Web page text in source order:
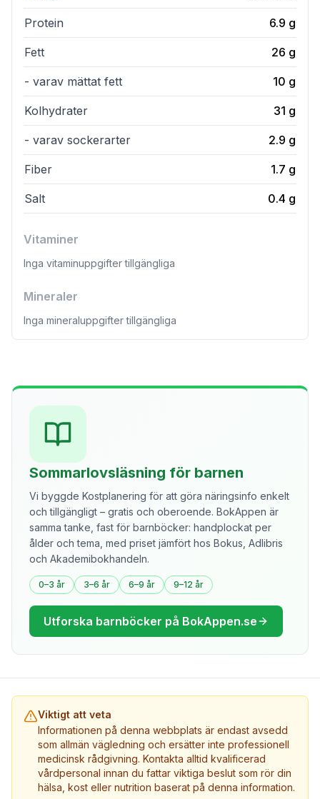
Protein 6.9 g
Fett 26 g
- varav mättat fett 10 g
Kolhydrater 31 g
- varav sockerarter 2.9 g
Fiber 1.7 g
Salt 0.4 g
Vitaminer
Inga vitaminuppgifter tillgängliga
Mineraler
Inga mineraluppgifter tillgängliga
Sommarlovsläsning för barnen
Vi byggde Kostplanering för att göra näringsinfo enkelt
och tillgängligt – gratis och oberoende. BokAppen är
samma tanke, fast för barnböcker: handplockat per
ålder och tema, med priset jämfört hos Bokus, Adlibris
och Akademibokhandeln.
0–3 år 3–6 år 6–9 år 9–12 år
Utforska barnböcker på BokAppen.se
Viktigt att veta
Informationen på denna webbplats är endast avsedd
som allmän vägledning och ersätter inte professionell
medicinsk rådgivning. Kontakta alltid kvalificerad
vårdpersonal innan du fattar viktiga beslut som rör din
hälsa, kost eller nutrition baserat på denna information.